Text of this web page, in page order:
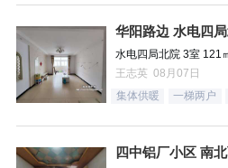
华阳路边 水电四
水电四局北院 3室 121
王志英 08月07日
集体供暖 一梯两户
四中铝厂小区 南